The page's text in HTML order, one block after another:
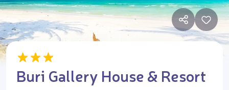
Buri Gallery House & Resort